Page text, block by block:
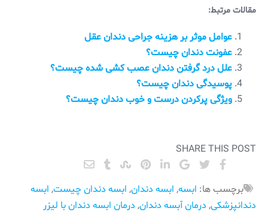
مقالات مرتبط:
عوامل موثر بر هزینه جراحی دندان عقل
عفونت دندان چیست؟
علل درد گرفتن دندان عصب کشی شده چیست؟
پوسیدگی دندان چیست؟
ویژگی پر‌کردن درست و خوب دندان چیست؟
SHARE THIS POST
برچسب ها: ابسه, ابسه دندان, ابسه دندان چیست, ابسه
دندانپزشکی, درمان آبسه دندان, درمان ابسه دندان با لیزر